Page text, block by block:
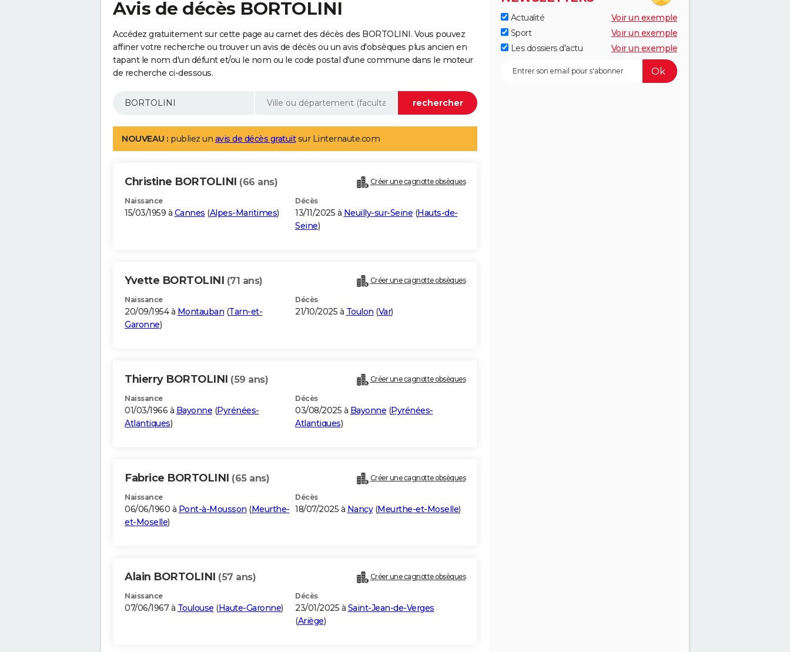
Avis de décès BORTOLINI
Accédez gratuitement sur cette page au carnet des décès des BORTOLINI. Vous pouvez
affiner votre recherche ou trouver un avis de décès ou un avis d'obsèques plus ancien en
tapant le nom d'un défunt et/ou le nom ou le code postal d'une commune dans le moteur
de recherche ci-dessous.
NOUVEAU : publiez un avis de décès gratuitsur Linternaute.com
Christine BORTOLINI (66 ans) Créer une cagnotte obsèques
Naissance
15/03/1959 à Cannes (Alpes-Maritimes)
Décès
13/11/2025 à Neuilly-sur-Seine (Hauts-de-
Seine)
Yvette BORTOLINI (71 ans) Créer une cagnotte obsèques
Naissance
20/09/1954 à Montauban (Tarn-et-
Garonne)
Décès
21/10/2025 à Toulon (Var)
Thierry BORTOLINI (59 ans) Créer une cagnotte obsèques
Naissance
01/03/1966 à Bayonne (Pyrénées-
Atlantiques)
Décès
03/08/2025 à Bayonne (Pyrénées-
Atlantiques)
Fabrice BORTOLINI (65 ans) Créer une cagnotte obsèques
Naissance
06/06/1960 à Pont-à-Mousson (Meurthe-
et-Moselle)
Décès
18/07/2025 à Nancy(Meurthe-et-Moselle)
Alain BORTOLINI (57 ans) Créer une cagnotte obsèques
Naissance
07/06/1967 à Toulouse (Haute-Garonne)
Décès
23/01/2025 à Saint-Jean-de-Verges
(Ariège)
Actualité
Voir un exemple
Sport
Voir un exemple
Les dossiers d'actu
Voir un exemple